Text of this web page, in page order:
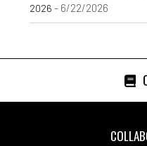
2026 - 6/22/2026